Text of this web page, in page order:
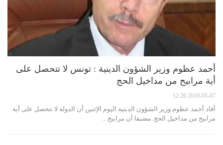
أحمد عظوم وزير الشؤون الدينية : تونس لا تتحصل على
أية مرابيح من مداخيل الحج
2019-05-07 12:26
أفاد أحمد عظوم وزير الشؤون الدينية اليوم الإثنين أن الدولة لا تتحصل على أية
مرابيح من مداخيل الحج. مضيفا أن مرابيح…